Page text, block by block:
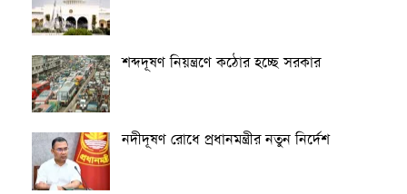
শব্দদূষণ নিয়ন্ত্রণে কঠোর হচ্ছে সরকার
নদীদূষণ রোধে প্রধানমন্ত্রীর নতুন নির্দেশ